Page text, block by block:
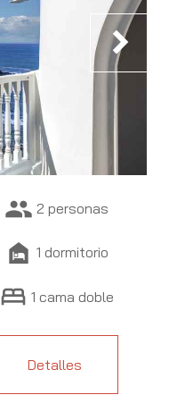
chevron_right
people 2 personas
night_shelter 1 dormitorio
bed 1 cama doble
Detalles